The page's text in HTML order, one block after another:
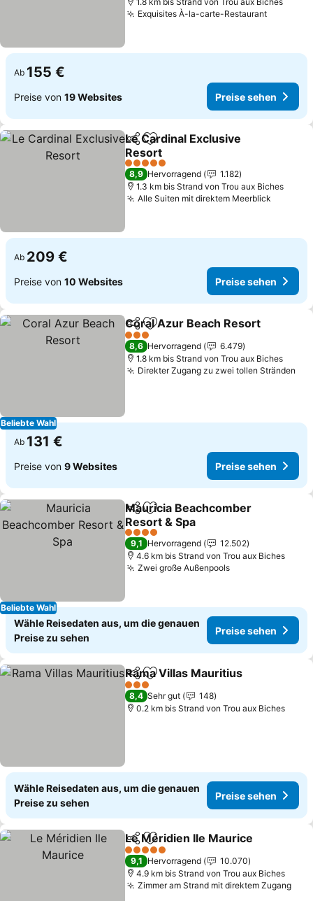
Exquisites À-la-carte-Restaurant
Ab 155 €
Preise von 19 Websites Preise sehen
TeilenZu Favoriten hinzufügen
Le Cardinal Exclusive
Resort
5 Sterne
8,9 Hervorragend
1.182
1.3 km bis Strand von Trou aux Biches
Alle Suiten mit direktem Meerblick
Ab 209 €
Preise von 10 Websites Preise sehen
Beliebte Wahl
TeilenZu Favoriten hinzufügen
Coral Azur Beach Resort
3 Sterne
8,6 Hervorragend
6.479
1.8 km bis Strand von Trou aux Biches
Direkter Zugang zu zwei tollen Stränden
Ab 131 €
Preise von 9 Websites Preise sehen
Beliebte Wahl
TeilenZu Favoriten hinzufügen
Mauricia Beachcomber
Resort & Spa
4 Sterne
9,1 Hervorragend
12.502
4.6 km bis Strand von Trou aux Biches
Zwei große Außenpools
Wähle Reisedaten aus, um die genauen
Preise zu sehen
Preise sehen
TeilenZu Favoriten hinzufügen
Rama Villas Mauritius
3 Sterne
8,4 Sehr gut
148
0.2 km bis Strand von Trou aux Biches
Wähle Reisedaten aus, um die genauen
Preise zu sehen
Preise sehen
TeilenZu Favoriten hinzufügen
Le Méridien Ile Maurice
5 Sterne
9,1 Hervorragend
10.070
4.9 km bis Strand von Trou aux Biches
Zimmer am Strand mit direktem Zugang